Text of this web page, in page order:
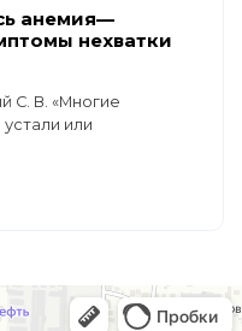
анемия—
нехватки
С. В. «Многие
или